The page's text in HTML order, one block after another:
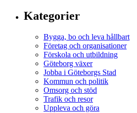
Kategorier
Bygga, bo och leva hållbart
Företag och organisationer
Förskola och utbildning
Göteborg växer
Jobba i Göteborgs Stad
Kommun och politik
Omsorg och stöd
Trafik och resor
Uppleva och göra